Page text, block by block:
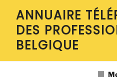
contenu
principal
ANNUAIRE
DES
BELGIQUE